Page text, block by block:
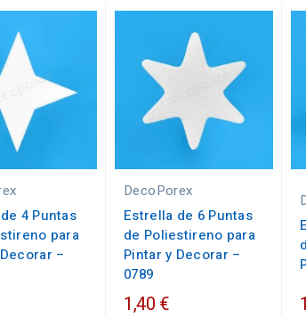
4 Puntas
para
–
DecoPorex
Estrella de 6 Puntas
de Poliestireno para
Pintar y Decorar –
0789
1,40 €